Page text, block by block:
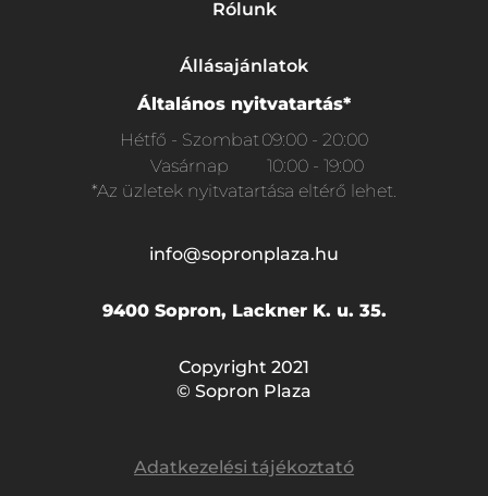
Rólunk
Állásajánlatok
Általános nyitvatartás*
Hétfő - Szombat09:00 - 20:00
Vasárnap
10:00 - 19:00
*Az üzletek nyitvatartása eltérő lehet.
info@sopronplaza.hu
9400 Sopron, Lackner K. u. 35.
Copyright 2021
© Sopron Plaza
Adatkezelési tájékoztató